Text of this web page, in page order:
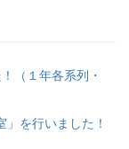
（１年各系列・
を行いました！